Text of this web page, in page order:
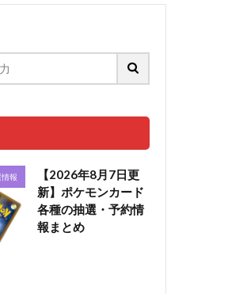
報
【2026年8月7日更
新】ポケモンカード
各種の抽選・予約情
報まとめ